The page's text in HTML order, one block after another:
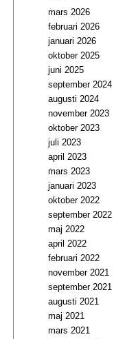
mars 2026
februari 2026
januari 2026
oktober 2025
juni 2025
september 2024
augusti 2024
november 2023
oktober 2023
juli 2023
april 2023
mars 2023
januari 2023
oktober 2022
september 2022
maj 2022
april 2022
februari 2022
november 2021
september 2021
augusti 2021
maj 2021
mars 2021